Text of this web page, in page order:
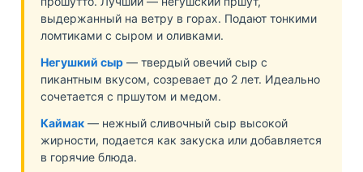
выдержанный на ветру в горах. Подают тонкими
ломтиками с сыром и оливками.
Негушкий сыр — твердый овечий сыр с
пикантным вкусом, созревает до 2 лет. Идеально
сочетается с пршутом и медом.
Каймак — нежный сливочный сыр высокой
жирности, подается как закуска или добавляется
в горячие блюда.